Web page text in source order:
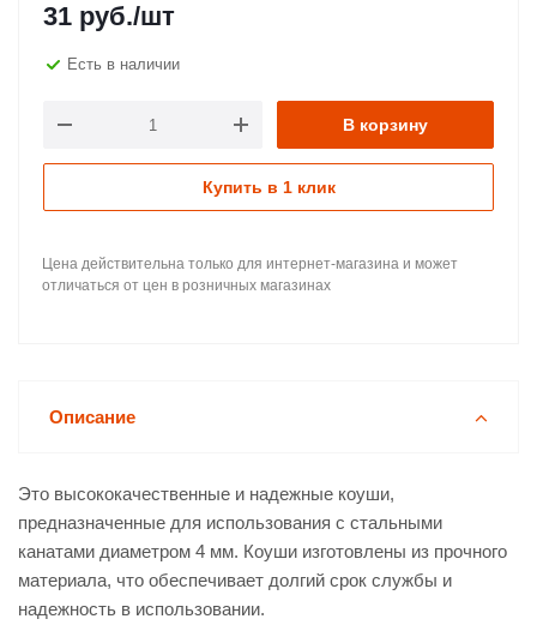
31 руб./шт
Есть в наличии
В корзину
Купить в 1 клик
Цена действительна только для интернет-магазина и может
отличаться от цен в розничных магазинах
Описание
Это высококачественные и надежные коуши,
предназначенные для использования с стальными
канатами диаметром 4 мм. Коуши изготовлены из прочного
материала, что обеспечивает долгий срок службы и
надежность в использовании.